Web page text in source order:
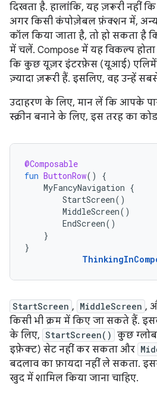
दिखता है. हालांकि, यह ज़रूरी नहीं
अगर किसी कंपोज़ेबल फ़ंक्शन में,
कॉल किया जाता है, तो हो सकता है
में चलें. Compose में यह विकल्प
कि कुछ यूज़र इंटरफ़ेस (यूआई)
ज़्यादा ज़रूरी हैं. इसलिए, वह उन्हें
उदाहरण के लिए, मान लें कि आपके
स्क्रीन बनाने के लिए, इस तरह का
@Composable
fun ButtonRow()
{
MyFancyNavigation {
StartScreen()
MiddleScreen()
EndScreen()
}
}
StartScreen , MiddleScreen ,
किसी भी क्रम में किए जा सकते हैं.
के लिए, StartScreen() कुछ
इफ़ेक्ट) सेट नहीं कर सकता और
बदलाव का फ़ायदा नहीं ले सकता.
खुद में शामिल किया जाना चाहिए.